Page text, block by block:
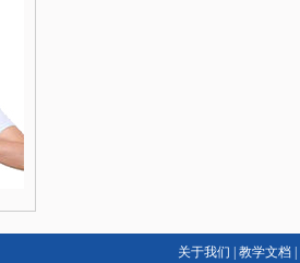
关于我们 教学文档